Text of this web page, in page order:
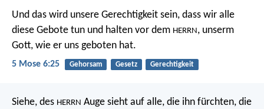
Und das wird unsere Gerechtigkeit sein, dass wir alle
diese Gebote tun und halten vor dem HERRN , unserm
Gott, wie er uns geboten hat.
5 Mose 6:25 Gehorsam Gesetz Gerechtigkeit
Siehe, des HERRN Auge sieht auf alle, die ihn fürchten, die